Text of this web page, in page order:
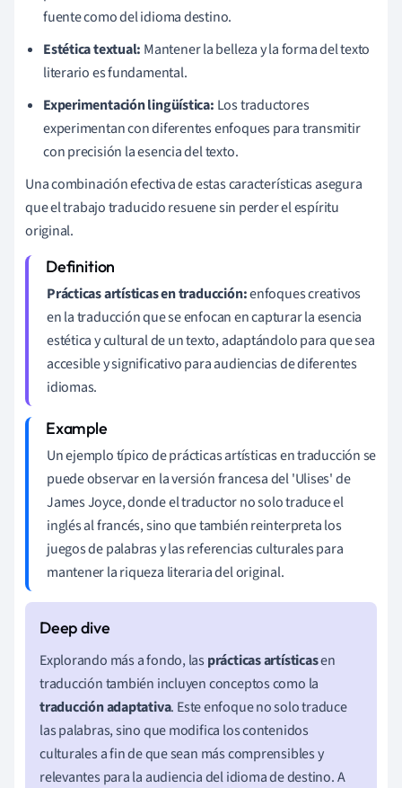
fuente como del idioma destino.
Estética textual: Mantener la belleza y la forma del texto
literario es fundamental.
Experimentación lingüística: Los traductores
experimentan con diferentes enfoques para transmitir
con precisión la esencia del texto.
Una combinación efectiva de estas características asegura
que el trabajo traducido resuene sin perder el espíritu
original.
Prácticas artísticas en traducción:enfoques creativos
en la traducción que se enfocan en capturar la esencia
estética y cultural de un texto, adaptándolo para que sea
accesible y significativo para audiencias de diferentes
idiomas.
Un ejemplo típico de prácticas artísticas en traducción se
puede observar en la versión francesa del 'Ulises' de
James Joyce, donde el traductor no solo traduce el
inglés al francés, sino que también reinterpreta los
juegos de palabras y las referencias culturales para
mantener la riqueza literaria del original.
Explorando más a fondo, las prácticas artísticasen
traducción también incluyen conceptos como la
traducción adaptativa. Este enfoque no solo traduce
las palabras, sino que modifica los contenidos
culturales a fin de que sean más comprensibles y
relevantes para la audiencia del idioma de destino. A